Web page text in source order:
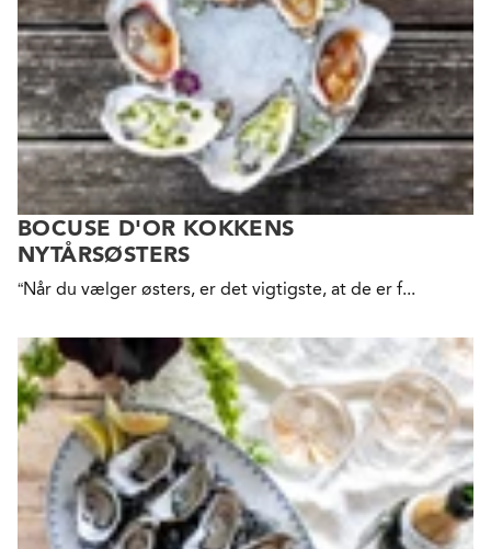
BOCUSE D'OR KOKKENS
NYTÅRSØSTERS
“Når du vælger østers, er det vigtigste, at de er f...